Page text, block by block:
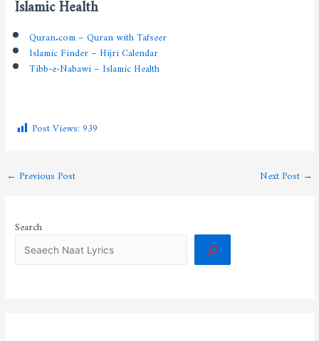
Quran.com – Quran with Tafseer
Islamic Finder – Hijri Calendar
Tibb-e-Nabawi – Islamic Health
Post Views:939
← Previous Post Next Post→
Search